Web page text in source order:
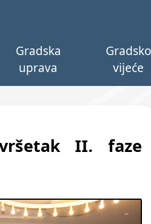
Gradska
uprava
Gradsko
vijeće
II. faze